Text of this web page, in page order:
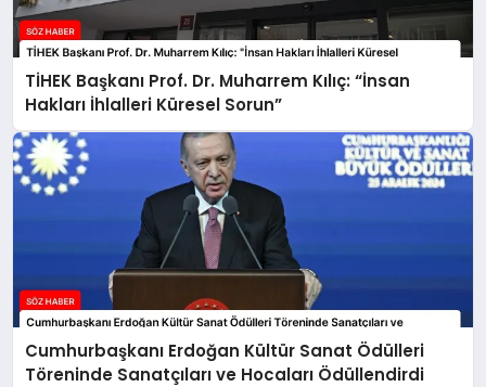
TİHEK Başkanı Prof. Dr. Muharrem Kılıç: “İnsan
Hakları İhlalleri Küresel Sorun”
Cumhurbaşkanı Erdoğan Kültür Sanat Ödülleri
Töreninde Sanatçıları ve Hocaları Ödüllendirdi